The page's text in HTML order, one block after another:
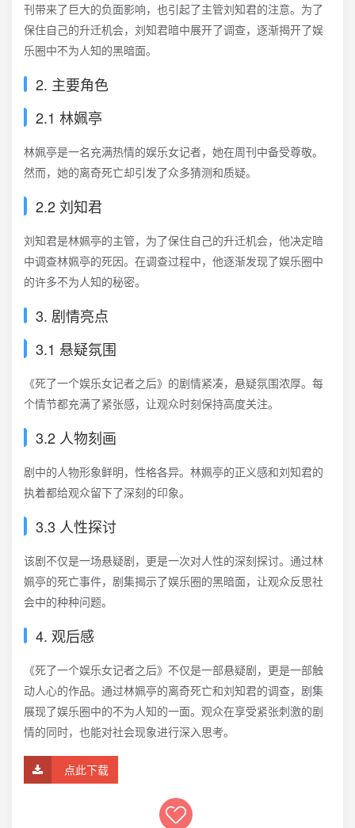
刊带来了巨大的负面影响，也引起了主管刘知君的注意。为了
保住自己的升迁机会，刘知君暗中展开了调查，逐渐揭开了娱
乐圈中不为人知的黑暗面。
2. 主要角色
2.1 林姵亭
林姵亭是一名充满热情的娱乐女记者，她在周刊中备受尊敬。
然而，她的离奇死亡却引发了众多猜测和质疑。
2.2 刘知君
刘知君是林姵亭的主管，为了保住自己的升迁机会，他决定暗
中调查林姵亭的死因。在调查过程中，他逐渐发现了娱乐圈中
的许多不为人知的秘密。
3. 剧情亮点
3.1 悬疑氛围
《死了一个娱乐女记者之后》的剧情紧凑，悬疑氛围浓厚。每
个情节都充满了紧张感，让观众时刻保持高度关注。
3.2 人物刻画
剧中的人物形象鲜明，性格各异。林姵亭的正义感和刘知君的
执着都给观众留下了深刻的印象。
3.3 人性探讨
该剧不仅是一场悬疑剧，更是一次对人性的深刻探讨。通过林
姵亭的死亡事件，剧集揭示了娱乐圈的黑暗面，让观众反思社
会中的种种问题。
4. 观后感
《死了一个娱乐女记者之后》不仅是一部悬疑剧，更是一部触
动人心的作品。通过林姵亭的离奇死亡和刘知君的调查，剧集
展现了娱乐圈中的不为人知的一面。观众在享受紧张刺激的剧
情的同时，也能对社会现象进行深入思考。
点此下载